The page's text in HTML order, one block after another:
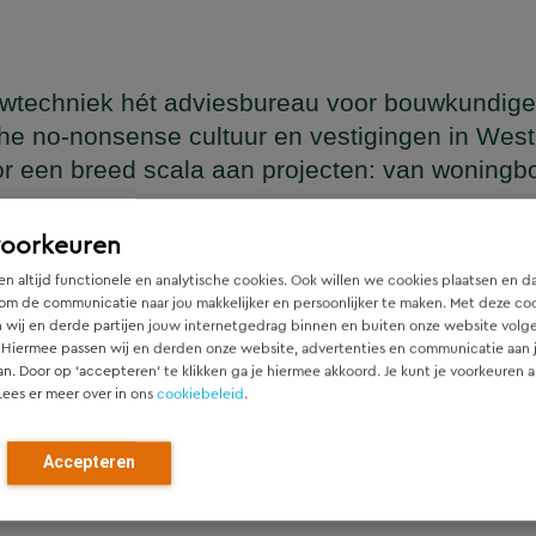
altijd functionele en analytische cookies. Ook willen we cookies plaatsen en
de communicatie naar jou makkelijker en persoonlijker te maken. Met deze
wij en derde partijen jouw internetgedrag binnen en buiten onze website
passen wij en derden onze website, advertenties en communicatie aan
Door op ‘accepteren’ te klikken ga je hiermee akkoord. Je kunt je voorkeuren
er meer over in onscookiebeleid.
Accepteren
hét adviesbureau voor bouwkundige
no-nonsense cultuur en vestigingen in
een breed scala aan projecten: van
die naadloos aansluit op het architectonische ontwerp,
en denken vanaf het eerste moment actief mee met alle
als constructeur zo vroeg mogelijk in de ontwerpfase
constructies — voor zowel nieuwbouw als